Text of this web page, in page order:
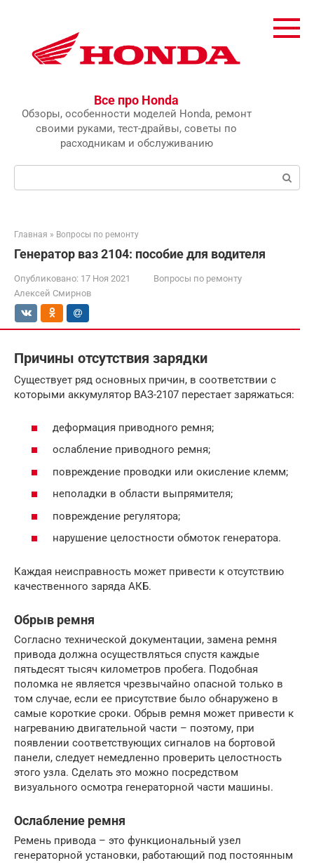
Все про Honda
Обзоры, особенности моделей Honda, ремонт
своими руками, тест-драйвы, советы по
расходникам и обслуживанию
Главная » Вопросы по ремонту
Генератор ваз 2104: пособие для водителя
Опубликовано: 17 Ноя 2021
Вопросы по ремонту
Алексей Смирнов
Причины отсутствия зарядки
Существует ряд основных причин, в соответствии с
которыми аккумулятор ВАЗ-2107 перестает заряжаться:
деформация приводного ремня;
ослабление приводного ремня;
повреждение проводки или окисление клемм;
неполадки в области выпрямителя;
повреждение регулятора;
нарушение целостности обмоток генератора.
Каждая неисправность может привести к отсутствию
качественного заряда АКБ.
Обрыв ремня
Согласно технической документации, замена ремня
привода должна осуществляться спустя каждые
пятьдесят тысяч километров пробега. Подобная
поломка не является чрезвычайно опасной только в
том случае, если ее присутствие было обнаружено в
самые короткие сроки. Обрыв ремня может привести к
нагреванию двигательной части – поэтому, при
появлении соответствующих сигналов на бортовой
панели, следует немедленно проверить целостность
этого узла. Сделать это можно посредством
визуального осмотра генераторной части машины.
Ослабление ремня
Ремень привода – это функциональный узел
генераторной установки, работающий под постоянным